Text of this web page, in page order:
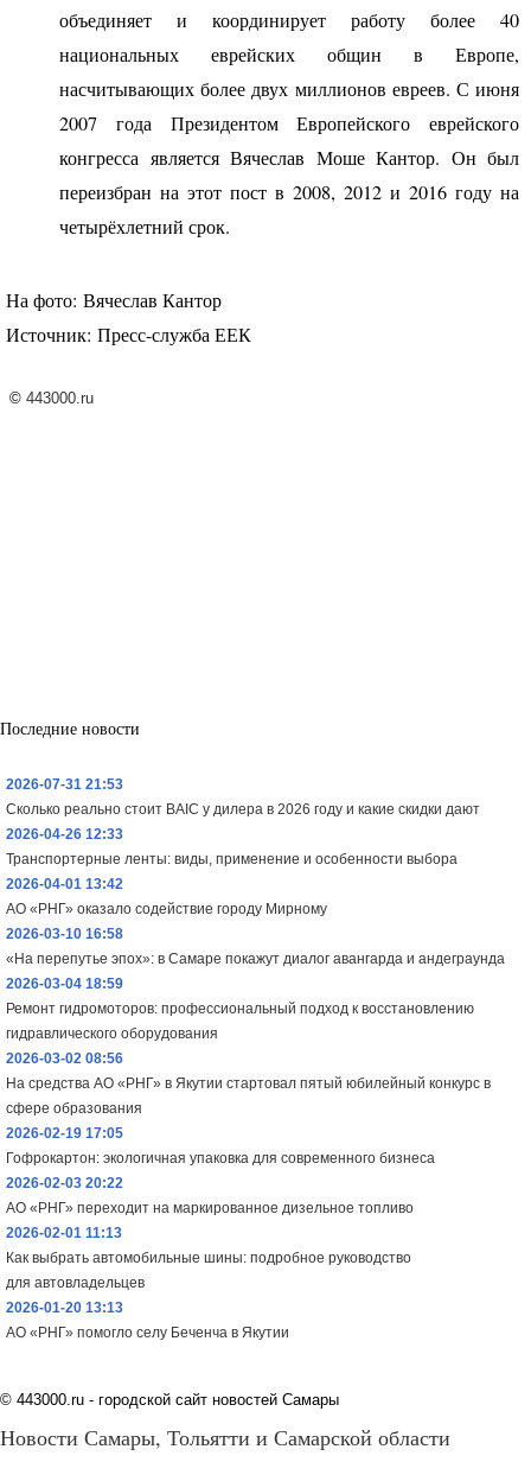
объединяет и координирует работу более 40
национальных еврейских общин в Европе,
насчитывающих более двух миллионов евреев. С июня
2007 года Президентом Европейского еврейского
конгресса является Вячеслав Моше Кантор. Он был
переизбран на этот пост в 2008, 2012 и 2016 году на
четырёхлетний срок.
На фото: Вячеслав Кантор
Источник: Пресс-службаЕЕК
© 443000.ru
Последние новости
2026-07-31 21:53
Сколько реально стоит BAIC у дилера в 2026 году и какие скидки дают
2026-04-26 12:33
Транспортерные ленты: виды, применение и особенности выбора
2026-04-01 13:42
АО «РНГ» оказало содействие городу Мирному
2026-03-10 16:58
«На перепутье эпох»: в Самаре покажут диалог авангарда и андеграунда
2026-03-04 18:59
Ремонт гидромоторов: профессиональный подход к восстановлению
гидравлического оборудования
2026-03-02 08:56
На средства АО «РНГ» в Якутии стартовал пятый юбилейный конкурс в
сфере образования
2026-02-19 17:05
Гофрокартон: экологичная упаковка для современного бизнеса
2026-02-03 20:22
АО «РНГ» переходит на маркированное дизельное топливо
2026-02-01 11:13
Как выбрать автомобильные шины: подробное руководство
для автовладельцев
2026-01-20 13:13
АО «РНГ» помогло селу Беченча в Якутии
© 443000.ru - городской сайт новостей Самары
Новости Самары, Тольятти и Самарской области